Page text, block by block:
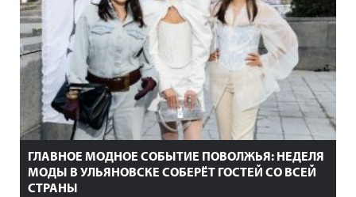
ГЛАВНОЕ МОДНОЕ СОБЫТИЕ ПОВОЛЖЬЯ: НЕДЕЛЯ
МОДЫ В УЛЬЯНОВСКЕ СОБЕРЁТ ГОСТЕЙ СО ВСЕЙ
СТРАНЫ